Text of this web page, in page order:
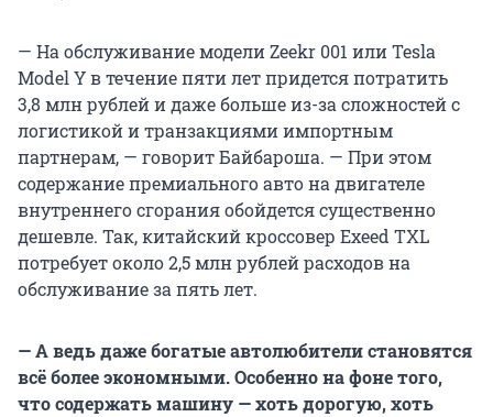
— На обслуживание модели Zeekr 001 или Tesla
Model Y в течение пяти лет придется потратить
3,8 млн рублей и даже больше из-за сложностей с
логистикой и транзакциями импортным
партнерам, — говорит Байбароша. — При этом
содержание премиального авто на двигателе
внутреннего сгорания обойдется существенно
дешевле. Так, китайский кроссовер Exeed TXL
потребует около 2,5 млн рублей расходов на
обслуживание за пять лет.
— А ведь даже богатые автолюбители становятся
всё более экономными. Особенно на фоне того,
что содержать машину — хоть дорогую, хоть